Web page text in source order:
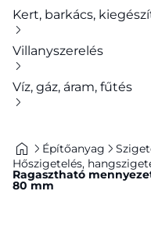
Kert, barkács,
Villanyszerelés
Víz, gáz, áram, fűtés
Építőanyag
Hőszigetelés,
Ragasztható
80 mm